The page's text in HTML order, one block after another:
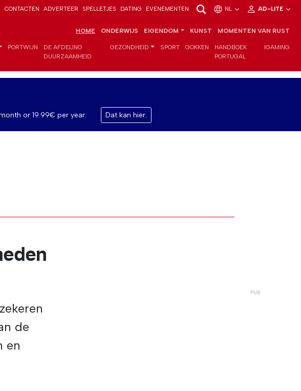
CONTACTEN ADVERTEER SPELLETJES DATING EVENEMENTEN NL AD-LITE
HOME ONDERWIJS EIGENDOM KUNST MOMENTEN VAN RUST
PORTWIJN
DE AFDELING
DUURZAAMHEID
GEZONDHEID SPORT GOKKEN
HANDBOEK
PORTUGAL
IGAMING
or 19.99€ per year. Dat kan hier.
de
en